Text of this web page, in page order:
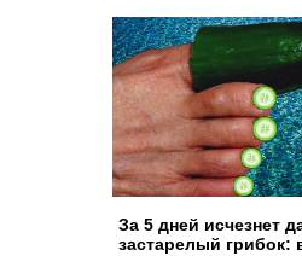
За 5 дней исчезнет
застарелый грибок: